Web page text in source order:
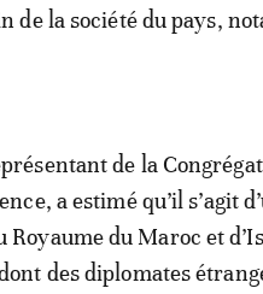
de la société du pays,
de la
a estimé qu’il s’agit
du Maroc et
des diplomates